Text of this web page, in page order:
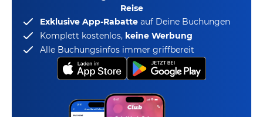
Reise
Exklusive App-Rabatte auf Deine Buchungen
Komplett kostenlos, keine Werbung
Alle Buchungsinfos immer griffbereit